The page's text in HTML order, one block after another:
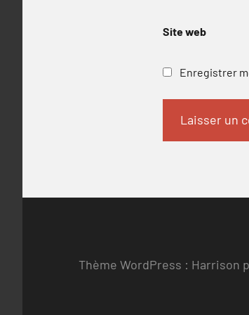
Site web
Enregistrer
Thème WordPress : Harrison